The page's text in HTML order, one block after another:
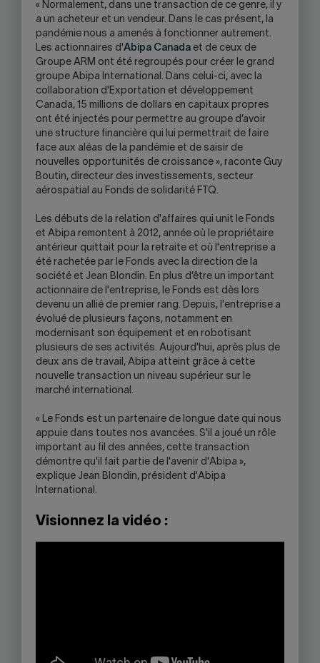
« Normalement, dans une transaction de ce genre, il y
a un acheteur et un vendeur. Dans le cas présent, la
pandémie nous a amenés à fonctionner autrement.
Les actionnaires d'Abipa Canada et de ceux de
Groupe ARM ont été regroupés pour créer le grand
groupe Abipa International. Dans celui-ci, avec la
collaboration d'Exportation et développement
Canada, 15 millions de dollars en capitaux propres
ont été injectés pour permettre au groupe d’avoir
une structure financière qui lui permettrait de faire
face aux aléas de la pandémie et de saisir de
nouvelles opportunités de croissance », raconte Guy
Boutin, directeur des investissements, secteur
aérospatial au Fonds de solidarité FTQ.
Les débuts de la relation d'affaires qui unit le Fonds
et Abipa remontent à 2012, année où le propriétaire
antérieur quittait pour la retraite et où l'entreprise a
été rachetée par le Fonds avec la direction de la
société et Jean Blondin. En plus d’être un important
actionnaire de l'entreprise, le Fonds est dès lors
devenu un allié de premier rang. Depuis, l'entreprise a
évolué de plusieurs façons, notamment en
modernisant son équipement et en robotisant
plusieurs de ses activités. Aujourd'hui, après plus de
deux ans de travail, Abipa atteint grâce à cette
nouvelle transaction un niveau supérieur sur le
marché international.
« Le Fonds est un partenaire de longue date qui nous
appuie dans toutes nos avancées. S'il a joué un rôle
important au fil des années, cette transaction
démontre qu'il fait partie de l'avenir d'Abipa »,
explique Jean Blondin, président d'Abipa
International.
Visionnez la vidéo :